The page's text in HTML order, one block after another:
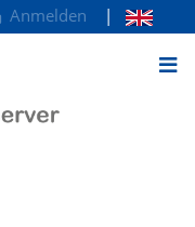
Anmelden